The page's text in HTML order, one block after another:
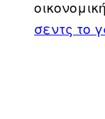
σεντς το